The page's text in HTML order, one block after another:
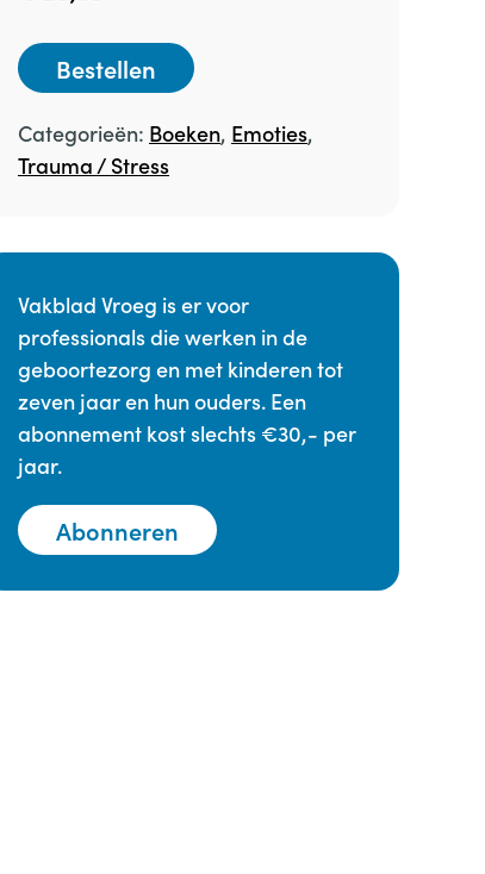
Bestellen
Categorieën: Boeken, Emoties,
Trauma / Stress
Vakblad Vroeg is er voor
professionals die werken in de
geboortezorg en met kinderen tot
zeven jaar en hun ouders. Een
abonnement kost slechts €30,- per
jaar.
Abonneren